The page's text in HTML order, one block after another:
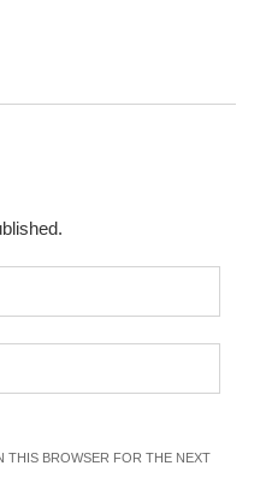
THIS BROWSER FOR THE NEXT